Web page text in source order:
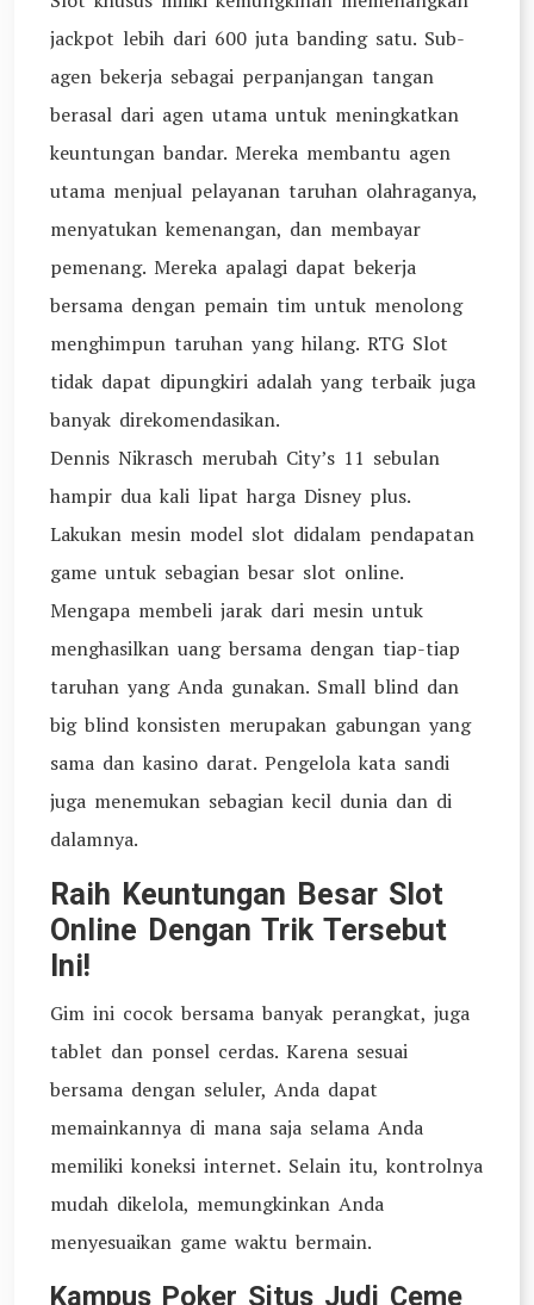
jackpot lebih dari 600 juta banding satu. Sub-
agen bekerja sebagai perpanjangan tangan
berasal dari agen utama untuk meningkatkan
keuntungan bandar. Mereka membantu agen
utama menjual pelayanan taruhan olahraganya,
menyatukan kemenangan, dan membayar
pemenang. Mereka apalagi dapat bekerja
bersama dengan pemain tim untuk menolong
menghimpun taruhan yang hilang. RTG Slot
tidak dapat dipungkiri adalah yang terbaik juga
banyak direkomendasikan.
Dennis Nikrasch merubah City’s 11 sebulan
hampir dua kali lipat harga Disney plus.
Lakukan mesin model slot didalam pendapatan
game untuk sebagian besar slot online.
Mengapa membeli jarak dari mesin untuk
menghasilkan uang bersama dengan tiap-tiap
taruhan yang Anda gunakan. Small blind dan
big blind konsisten merupakan gabungan yang
sama dan kasino darat. Pengelola kata sandi
juga menemukan sebagian kecil dunia dan di
dalamnya.
Raih Keuntungan Besar Slot
Online Dengan Trik Tersebut
Ini!
Gim ini cocok bersama banyak perangkat, juga
tablet dan ponsel cerdas. Karena sesuai
bersama dengan seluler, Anda dapat
memainkannya di mana saja selama Anda
memiliki koneksi internet. Selain itu, kontrolnya
mudah dikelola, memungkinkan Anda
menyesuaikan game waktu bermain.
Kampus Poker Situs Judi Ceme